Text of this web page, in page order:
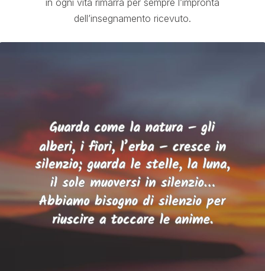
in ogni vita rimarrà per sempre l’impronta
dell’insegnamento ricevuto.